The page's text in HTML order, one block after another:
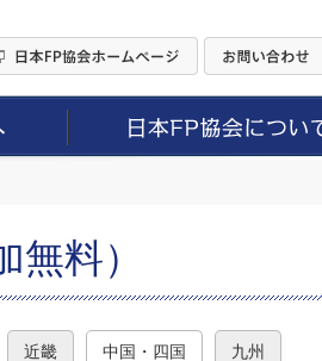
料）
近畿 中国・四国 九州